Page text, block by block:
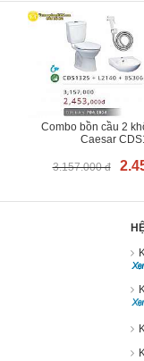
Combo bồn cầu 2
Caesar
3.157.000 đ